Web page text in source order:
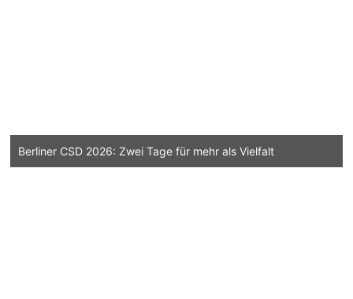
Berliner CSD 2026: Zwei Tage für mehr als Vielfalt